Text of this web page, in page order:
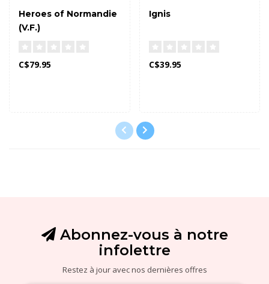
Heroes of Normandie
(V.F.)
C$79.95
Ignis
C$39.95
Abonnez-vous à notre
infolettre
Restez à jour avec nos dernières offres